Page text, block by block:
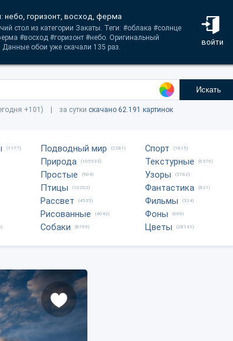
войти
небо, горизонт, восход, ферма
стол из категории Закаты. Теги: #облака #солнце
#восход #горизонт #небо. Оригинальный
Данные обои уже скачали 135 раз.
Искать
+101) | за сутки скачано 62.191 картинок
(1177) Подводный мир (2281)
Природа (105933)
Простые (904)
Птицы (10202)
Рассвет (4535)
Рисованные (4042)
Собаки (8759)
Спорт (1815)
Текстурные (6376)
Узоры (3762)
Фантастика (821)
Фильмы (334)
Фоны (606)
Цветы (28141)